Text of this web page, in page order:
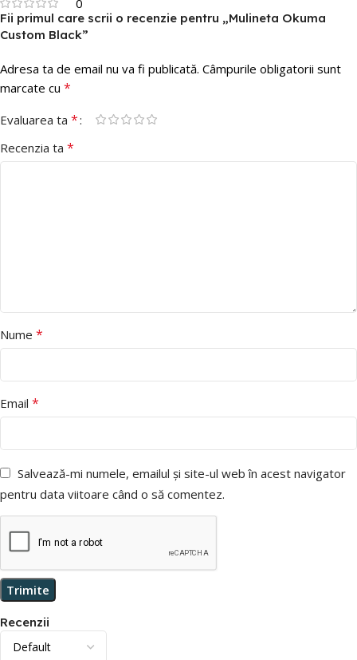
Recenzii
Fii primul care scrii o recenzie pentru „Mulineta Okuma
Custom Black”
Adresa ta de email nu va fi publicată. Câmpurile obligatorii sunt
marcate cu *
Evaluarea ta *
Recenzia ta *
Nume *
Email *
Salvează-mi numele, emailul și site-ul web în acest navigator
pentru data viitoare când o să comentez.